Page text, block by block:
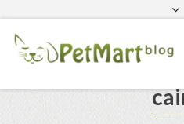
Lucruri pe care